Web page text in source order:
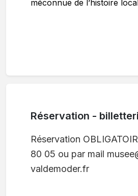
méconnue de l’histoire
Réservation -
Réservation
80 05 ou par mail
valdemoder.fr